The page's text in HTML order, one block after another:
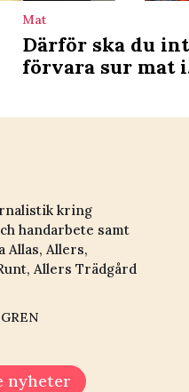
Mat
Därför ska du
förvara sur mat i
kring
handarbete samt
Allas, Allers,
Allers Trädgård
nyheter